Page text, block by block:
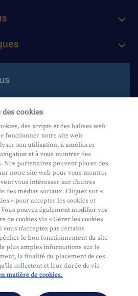
des cookies
des scripts et des balises web
fonctionner notre site web
son utilisation, à améliorer
et à vous montrer des
Nos partenaires peuvent placer des
notre site web pour vous montrer
vous intéresser sur d'autres
des médias sociaux. Cliquez sur «
» pour accepter les cookies et
pouvez également modifier vos
de cookies via « Gérer les cookies
vous n'acceptez pas certains
le bon fonctionnement du site
plus amples informations sur le
la finalité du placement de ces
collectent et leur durée de vie
matière de cookies.